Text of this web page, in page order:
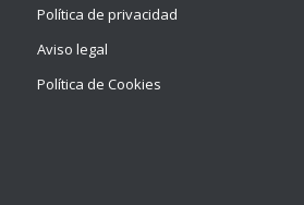
Política de privacidad
Aviso legal
Política de Cookies